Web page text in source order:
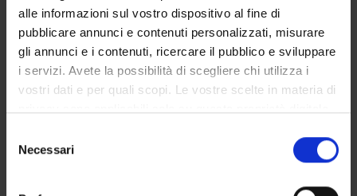
alle informazioni sul vostro dispositivo al fine di
pubblicare annunci e contenuti personalizzati, misurare
gli annunci e i contenuti, ricercare il pubblico e sviluppare
i servizi. Avete la possibilità di scegliere chi utilizza i
vostri dati e per quali scopi. Le vostre scelte in materia di
modificare o revocare il proprio consenso in qualsiasi
momento dalla Dichiarazione sui cookie o facendo clic
delNecessari
Calendario esami
Bacheca avvisi
Proposte tesi e stage
Organi collegiali e di governo
OFFERTA FORMATIVA